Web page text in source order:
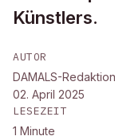
Künstlers.
AUTOR
DAMALS-Redaktion
02. April 2025
LESEZEIT
1 Minute